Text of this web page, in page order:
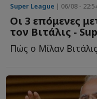
Super League | 06/08 -
Οι 3 επόμενες
τον Βιτάλις -